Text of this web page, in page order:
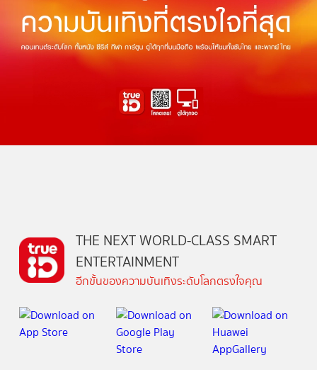
THE NEXT WORLD-CLASS SMART
ENTERTAINMENT
อีกขั้นของความบันเทิงระดับโลกตรงใจคุณ